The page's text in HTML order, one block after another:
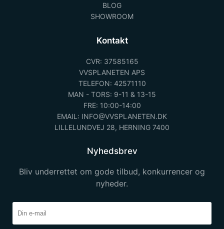
BLOG
SHOWROOM
Kontakt
CVR: 37585165
VVSPLANETEN APS
TELEFON: 42571110
MAN - TORS: 9-11 & 13-15
FRE: 10:00-14:00
EMAIL: INFO@VVSPLANETEN.DK
LILLELUNDVEJ 28, HERNING 7400
Nyhedsbrev
Bliv underrettet om gode tilbud, konkurrencer og
nyheder.